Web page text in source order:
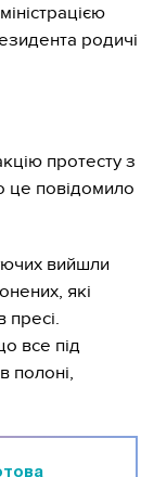
родичі
протесту з
це повідомило
вийшли
які
пресі.
все під
полоні,